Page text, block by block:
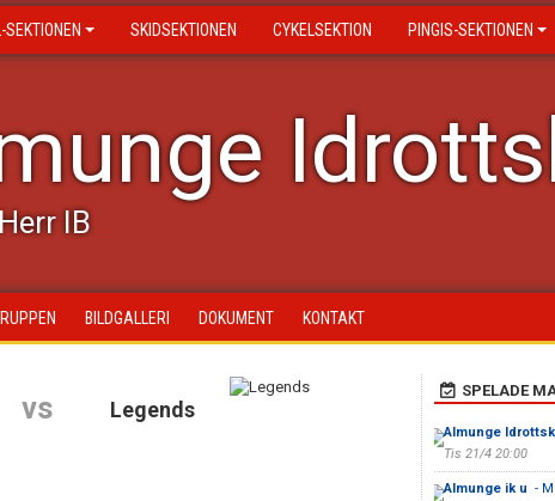
SEKTIONEN SKIDSEKTIONEN CYKELSEKTION PINGIS-SEKTIONEN
IB
BILDGALLERI DOKUMENT KONTAKT
vs Legends
SPELADE
Almunge
Tis 21/4 20:00
Almunge ik u -